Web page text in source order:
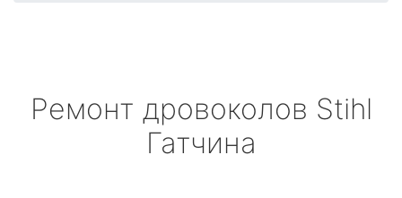
Ремонт дровоколов Stihl
Гатчина